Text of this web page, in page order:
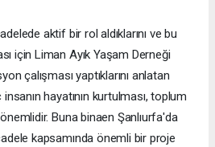
aktif bir rol aldıklarını ve bu
için Liman Ayık Yaşam Derneği
çalışması yaptıklarını anlatan
hayatının kurtulması, toplum
Buna binaen Şanlıurfa'da
kapsamında önemli bir proje